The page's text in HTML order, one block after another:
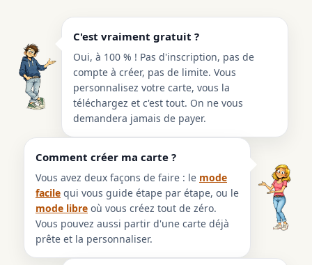
C'est vraiment gratuit ?
Oui, à 100 % ! Pas d'inscription, pas de
compte à créer, pas de limite. Vous
personnalisez votre carte, vous la
téléchargez et c'est tout. On ne vous
demandera jamais de payer.
Comment créer ma carte ?
Vous avez deux façons de faire : le mode
facile qui vous guide étape par étape, ou le
mode libre où vous créez tout de zéro.
Vous pouvez aussi partir d'une carte déjà
prête et la personnaliser.